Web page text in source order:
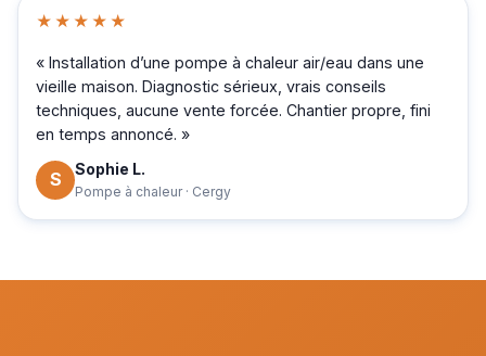
★★★★★
« Installation d’une pompe à chaleur air/eau dans une
vieille maison. Diagnostic sérieux, vrais conseils
techniques, aucune vente forcée. Chantier propre, fini
en temps annoncé. »
S Sophie L.
Pompe à chaleur · Cergy